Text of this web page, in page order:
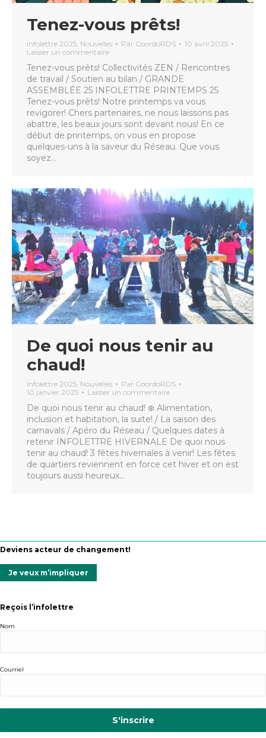
Tenez-vous prêts!
Infolettre 2025, Nouvelles Par CoordoRDS
10 avril 2025
Laisser un commentaire
Tenez-vous prêts! Collectivités ZEN / Rencontres
de travail / Soutien au bilan / GRANDE
ASSEMBLÉE 25 INFOLETTRE PRINTEMPS 25
Tenez-vous prêts! Notre printemps va vous
revigorer! Chers partenaires, ne nous laissons pas
abattre, les beaux jours sont devant nous! En ce
début de printemps, on vous en propose
quelques-uns à la saveur du Réseau. Que vous
soyez…
De quoi nous tenir au
chaud!
Infolettre 2025, Nouvelles Par CoordoRDS
10 janvier 2025
Laisser un commentaire
De quoi nous tenir au chaud! ❄️ Alimentation,
inclusion et habitation, la suite! / La saison des
carnavals / Apéro du Réseau / Quelques dates à
retenir INFOLETTRE HIVERNALE De quoi nous
tenir au chaud! 3 fêtes hivernales à venir! Les fêtes
de quartiers reviennent en force cet hiver et on est
toujours aussi heureux…
Deviens acteur de changement!
Je veux m’impliquer
Reçois l’infolettre
Nom
Courriel